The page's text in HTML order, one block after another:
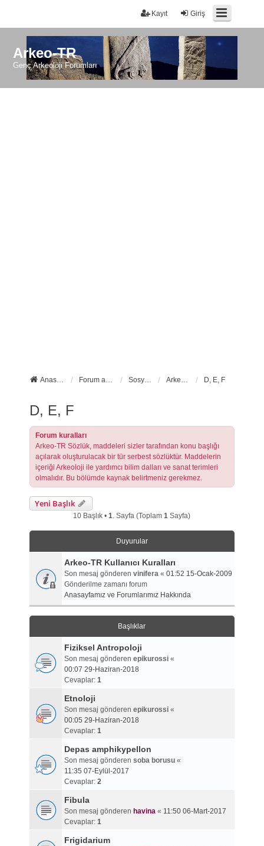
Giriş
Kayıt
Arkeo-TR
Genç Arkeoloji Forumları
Anasayfa Forum ana sayfa Sosyal Forumlarımız Arkeo-TR Sözlük D, E, F
D, E, F
Forum kuralları
Arkeo-TR Sözlük, maddeleri sizler tarafından konu başlığı
açılarak oluşturulacak bir tür serbest sözlüktür. Maddelerin
içeriği Arkeoloji ile yardımcı bilim dalları ve sanat terimleri
olmalıdır. Bu bölümde kaynak belirtmeniz gerekmez.
Yeni Başlık
10 Başlık •1. Sayfa (Toplam1 Sayfa)
Duyurular
Arkeo-TR Kullanıcı Kuralları
Son mesaj gönderen vinifera« 01:52 15-Ocak-2009
Gönderilme zamanı forum
Anasayfamız ve Forumlarımız Hakkında
Başlıklar
Fiziksel Antropoloji
Son mesaj gönderen epikurossi«
00:07 29-Haziran-2018
Cevaplar: 1
Etnoloji
Son mesaj gönderen epikurossi«
00:05 29-Haziran-2018
Cevaplar: 1
Depas amphikypellon
Son mesaj gönderen soba borusu«
11:35 07-Eylül-2017
Cevaplar: 2
Fibula
Son mesaj gönderen havina« 11:50 06-Mart-2017
Cevaplar: 1
Frigidarium